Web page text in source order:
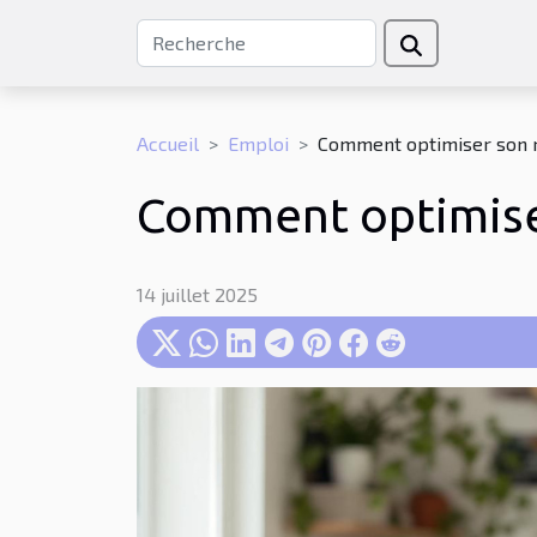
Accueil Emploi Comment optimiser son
Comment
14 juillet 2025